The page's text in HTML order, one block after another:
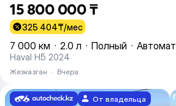
15 800 000 ₸
325 404₸/мес
7 000 км · 2.0 л · Полный · Автомат
Haval H5 2024
Жезказган · Вчера
От владельца